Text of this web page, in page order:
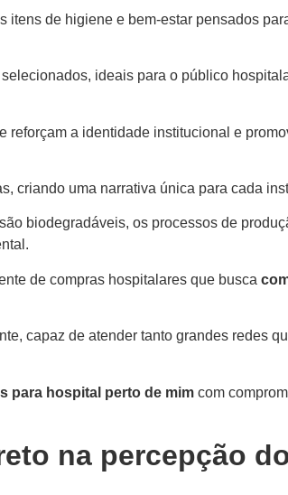
itens de higiene e bem-estar pensados
ideais para o público
reforçam a identidade institucional e
criando uma narrativa única para cada
biodegradáveis, os processos de
de compras hospitalares que busca
capaz de atender tanto grandes redes
para hospital perto de mim com
na percepção